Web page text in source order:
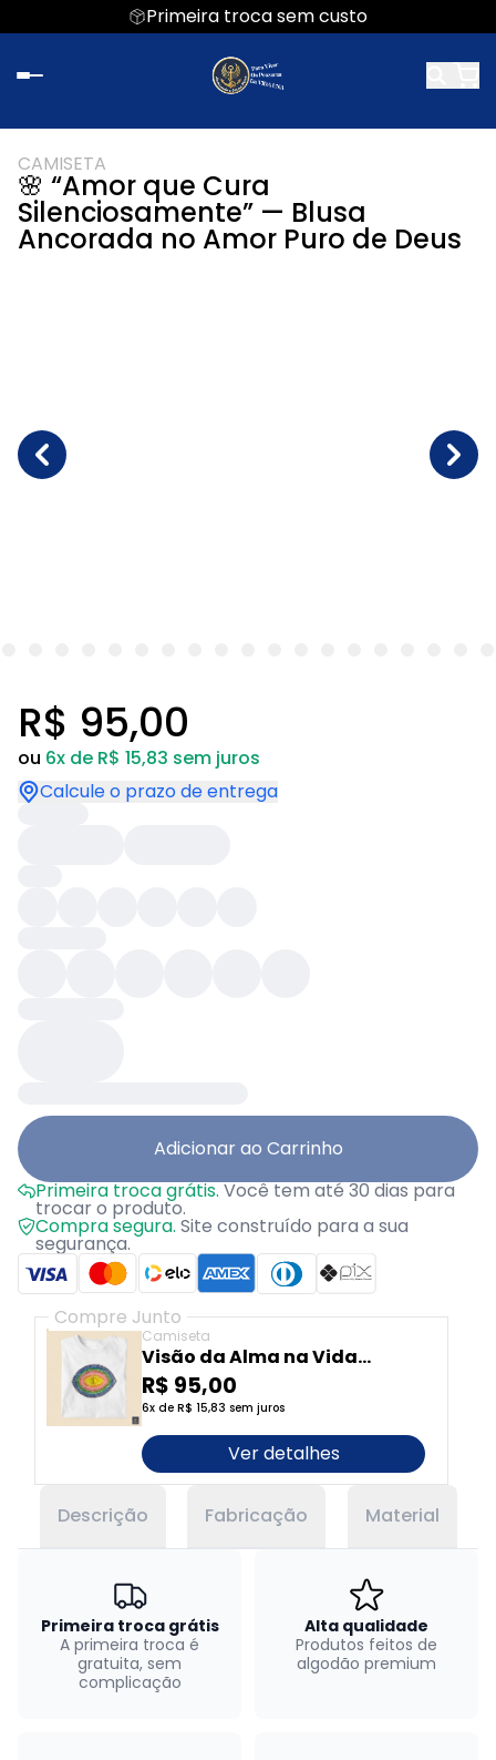
Primeira troca sem custo
CAMISETA
🌸 “Amor que Cura
Silenciosamente” — Blusa
Ancorada no Amor Puro de Deus
R$ 95,00
ou 6x de R$ 15,83 sem juros
Calcule o prazo de entrega
Adicionar ao Carrinho
Primeira troca grátis.Você tem até 30 dias para
trocar o produto.
Compra segura. Site construído para a sua
segurança.
Compre Junto
Camiseta
Visão da Alma na Vida
Prática e nos Negócio$
R$ 95,00
6x de R$ 15,83 sem juros
Ver detalhes
Descrição Fabricação Material
Primeira troca grátis
A primeira troca é
gratuita, sem
complicação
Alta qualidade
Produtos feitos de
algodão premium